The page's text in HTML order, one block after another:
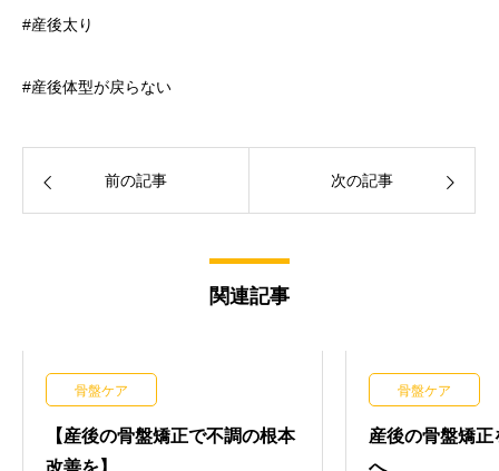
#産後太り
#産後体型が戻らない
前の記事 次の記事
関連記事
骨盤ケア
【産後の骨盤矯正で不調の根本
改善を】
骨盤ケア
産後の骨盤矯
へ